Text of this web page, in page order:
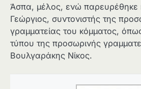
Άσπα, μέλος, ενώ παρευρέθηκε
Γεώργιος, συντονιστής της
γραμματείας του κόμματος,
τύπου της προσωρινής
Βουλγαράκης Νίκος.